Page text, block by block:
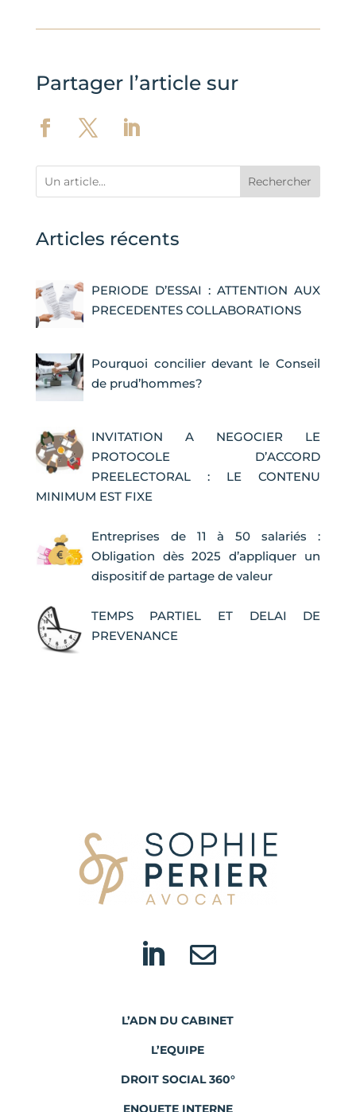
Partager l’article sur
Rechercher
Articles récents
PERIODE D’ESSAI : ATTENTION AUX
PRECEDENTES COLLABORATIONS
Pourquoi concilier devant le Conseil
de prud’hommes?
INVITATION A NEGOCIER LE
PROTOCOLE D’ACCORD
PREELECTORAL : LE CONTENU
MINIMUM EST FIXE
Entreprises de 11 à 50 salariés :
Obligation dès 2025 d’appliquer un
dispositif de partage de valeur
TEMPS PARTIEL ET DELAI DE
PREVENANCE
 
L’ADN DU CABINET
L’EQUIPE
DROIT SOCIAL 360°
ENQUETE INTERNE